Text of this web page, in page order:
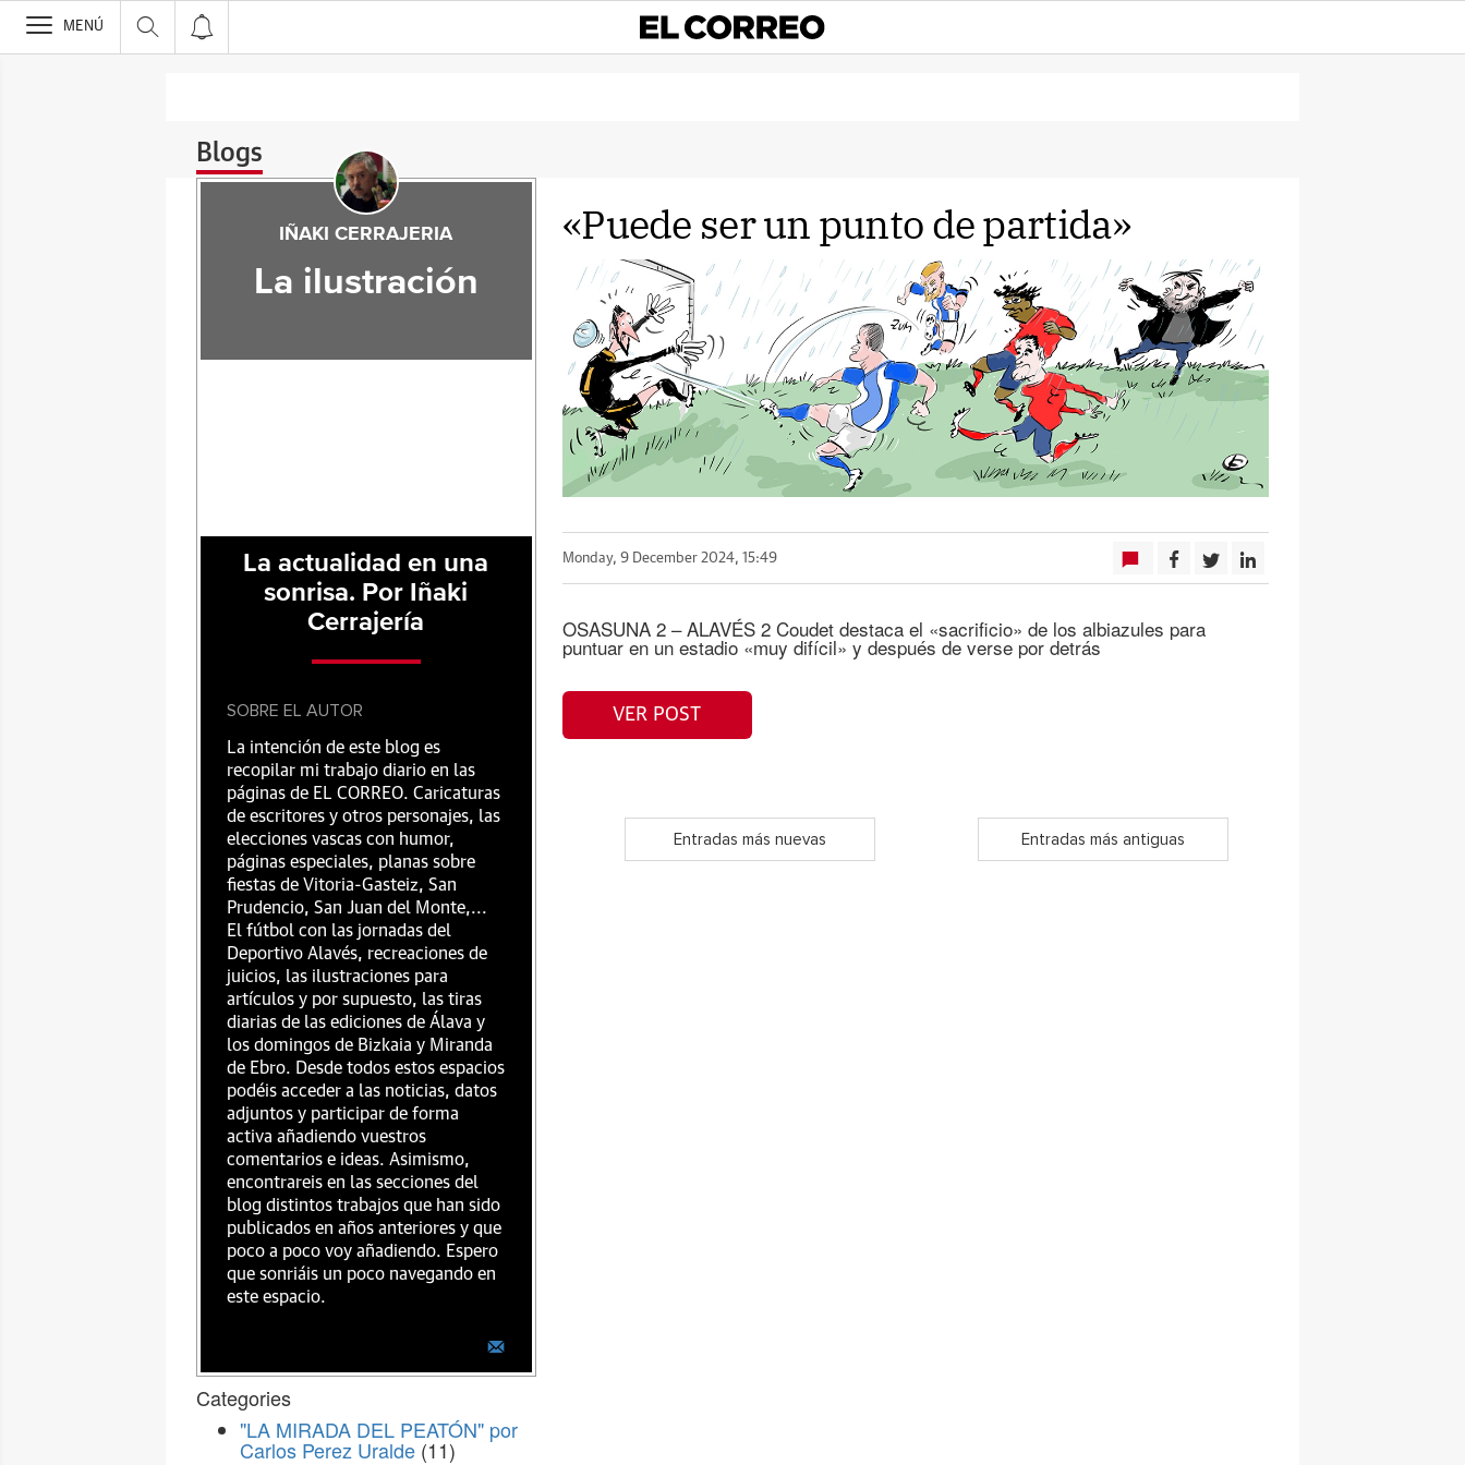
>
MENÚ
Blogs
«Puede ser un punto de partida»
Monday, 9 December 2024, 15:49
OSASUNA 2 – ALAVÉS 2 Coudet destaca el «sacrificio» de los albiazules para
puntuar en un estadio «muy difícil» y después de verse por detrás
VER POST
Entradas más nuevas Entradas más antiguas
IÑAKI CERRAJERIA
La ilustración
La actualidad en una
sonrisa. Por Iñaki
Cerrajería
SOBRE EL AUTOR
La intención de este blog es
recopilar mi trabajo diario en las
páginas de EL CORREO. Caricaturas
de escritores y otros personajes, las
elecciones vascas con humor,
páginas especiales, planas sobre
fiestas de Vitoria-Gasteiz, San
Prudencio, San Juan del Monte,...
El fútbol con las jornadas del
Deportivo Alavés, recreaciones de
juicios, las ilustraciones para
artículos y por supuesto, las tiras
diarias de las ediciones de Álava y
los domingos de Bizkaia y Miranda
de Ebro. Desde todos estos espacios
podéis acceder a las noticias, datos
adjuntos y participar de forma
activa añadiendo vuestros
comentarios e ideas. Asimismo,
encontrareis en las secciones del
blog distintos trabajos que han sido
publicados en años anteriores y que
poco a poco voy añadiendo. Espero
que sonriáis un poco navegando en
este espacio.
Categories
"LA MIRADA DEL PEATÓN" por
Carlos Perez Uralde (11)